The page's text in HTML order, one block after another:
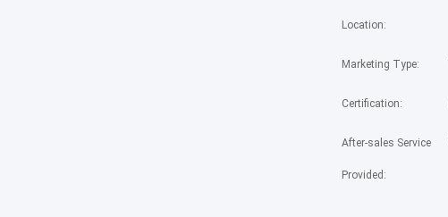
Location:
Marketing Type:
Certification:
After-sales Service
Provided: